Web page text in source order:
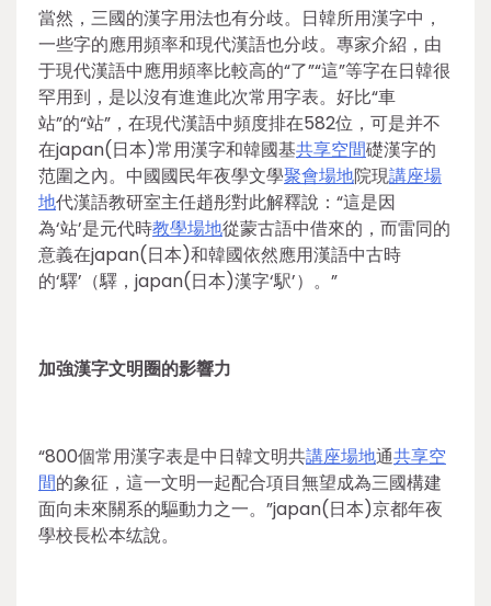
當然，三國的漢字用法也有分歧。日韓所用漢字中，
一些字的應用頻率和現代漢語也分歧。專家介紹，由
于現代漢語中應用頻率比較高的“了”“這”等字在日韓很
罕用到，是以沒有進進此次常用字表。好比“車
站”的“站”，在現代漢語中頻度排在582位，可是并不
在japan(日本)常用漢字和韓國基共享空間礎漢字的
范圍之內。中國國民年夜學文學聚會場地院現講座場
地代漢語教研室主任趙彤對此解釋說：“這是因
為‘站’是元代時教學場地從蒙古語中借來的，而雷同的
意義在japan(日本)和韓國依然應用漢語中古時
的‘驛’（驛，japan(日本)漢字‘駅’）。”
加強漢字文明圈的影響力
“800個常用漢字表是中日韓文明共講座場地通共享空
間的象征，這一文明一起配合項目無望成為三國構建
面向未來關系的驅動力之一。”japan(日本)京都年夜
學校長松本纮說。